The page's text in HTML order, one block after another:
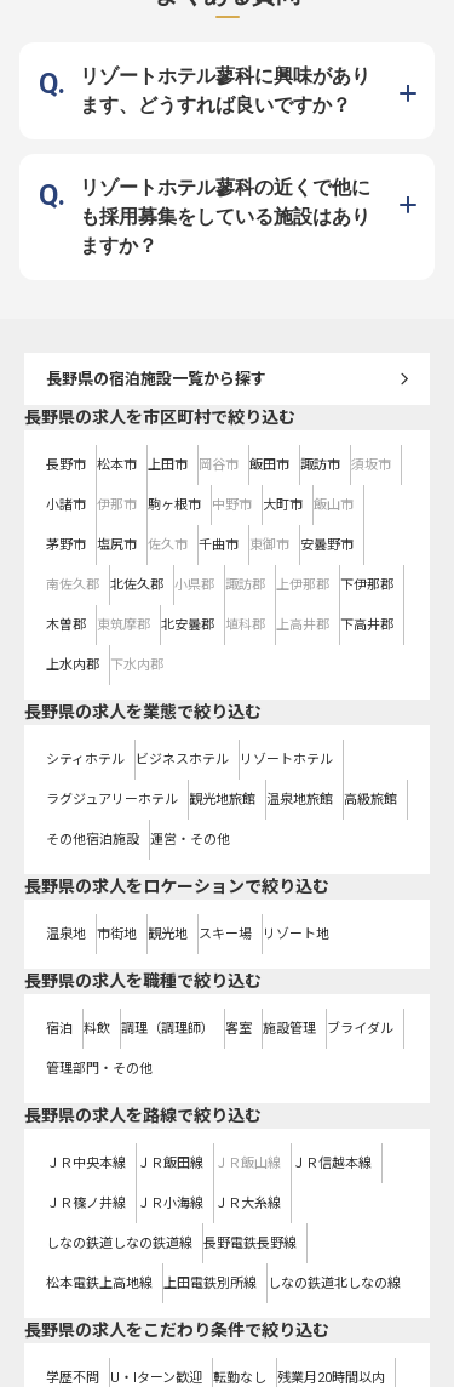
れます。客室12室・スタッフ10名
スタイルに合わせて働ける】 6:00
～21:30の間でシフト制(実働6～8
時間)、週2日～OK。月平均残業は5
～10時間と無理のないペースで、
未経験の方も安心です。 【働く環
境のポイント】 ・時給1,160円・フ
ルタイム時の月収目安 約18.8万円
(時差・残業手当別途) ・年2回ミニ
ボーナス(2025年度実績 150,000円
／年)・昇給年1回(10月) ・年間休
しています。※この求人は2024年2
月27日時点の情報です
リゾートホテル蓼科に興味があり
ます、どうすれば良いですか？
リゾートホテル蓼科の近くで他に
も採用募集をしている施設はあり
ますか？
長野県の宿泊施設一覧から探す
長野県の求人を市区町村で絞り込む
長野市 松本市 上田市 岡谷市 飯田市 諏訪市 須坂市
小諸市 伊那市 駒ヶ根市 中野市 大町市 飯山市
茅野市 塩尻市 佐久市 千曲市 東御市 安曇野市
南佐久郡 北佐久郡 小県郡 諏訪郡 上伊那郡 下伊那郡
木曽郡 東筑摩郡 北安曇郡 埴科郡 上高井郡 下高井郡
上水内郡 下水内郡
長野県の求人を業態で絞り込む
シティホテル ビジネスホテル リゾートホテル
ラグジュアリーホテル 観光地旅館 温泉地旅館 高級旅館
その他宿泊施設 運営・その他
長野県の求人をロケーションで絞り込む
温泉地 市街地 観光地 スキー場 リゾート地
長野県の求人を職種で絞り込む
宿泊 料飲 調理（調理師） 客室 施設管理 ブライダル
管理部門・その他
長野県の求人を路線で絞り込む
ＪＲ中央本線 ＪＲ飯田線 ＪＲ飯山線 ＪＲ信越本線
ＪＲ篠ノ井線 ＪＲ小海線 ＪＲ大糸線
しなの鉄道しなの鉄道線 長野電鉄長野線
松本電鉄上高地線 上田電鉄別所線 しなの鉄道北しなの線
長野県の求人をこだわり条件で絞り込む
学歴不問 U・Iターン歓迎 転勤なし 残業月20時間以内